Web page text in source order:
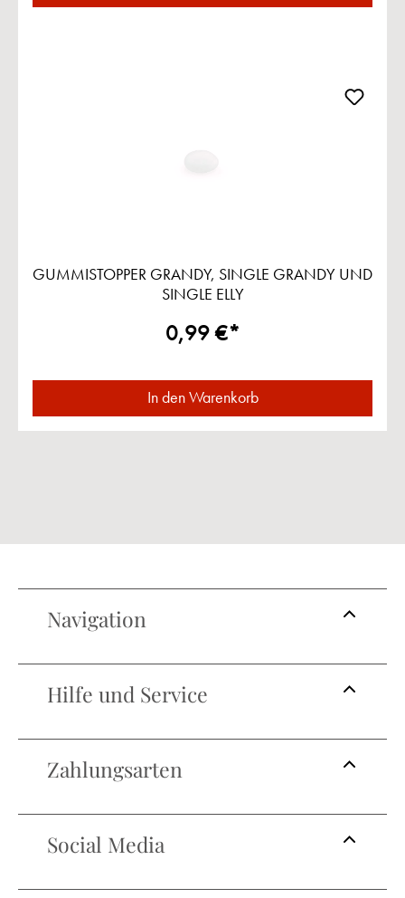
GUMMISTOPPER GRANDY, SINGLE GRANDY UND
SINGLE ELLY
0,99 €*
In den Warenkorb
Navigation
Hilfe und Service
Zahlungsarten
Social Media